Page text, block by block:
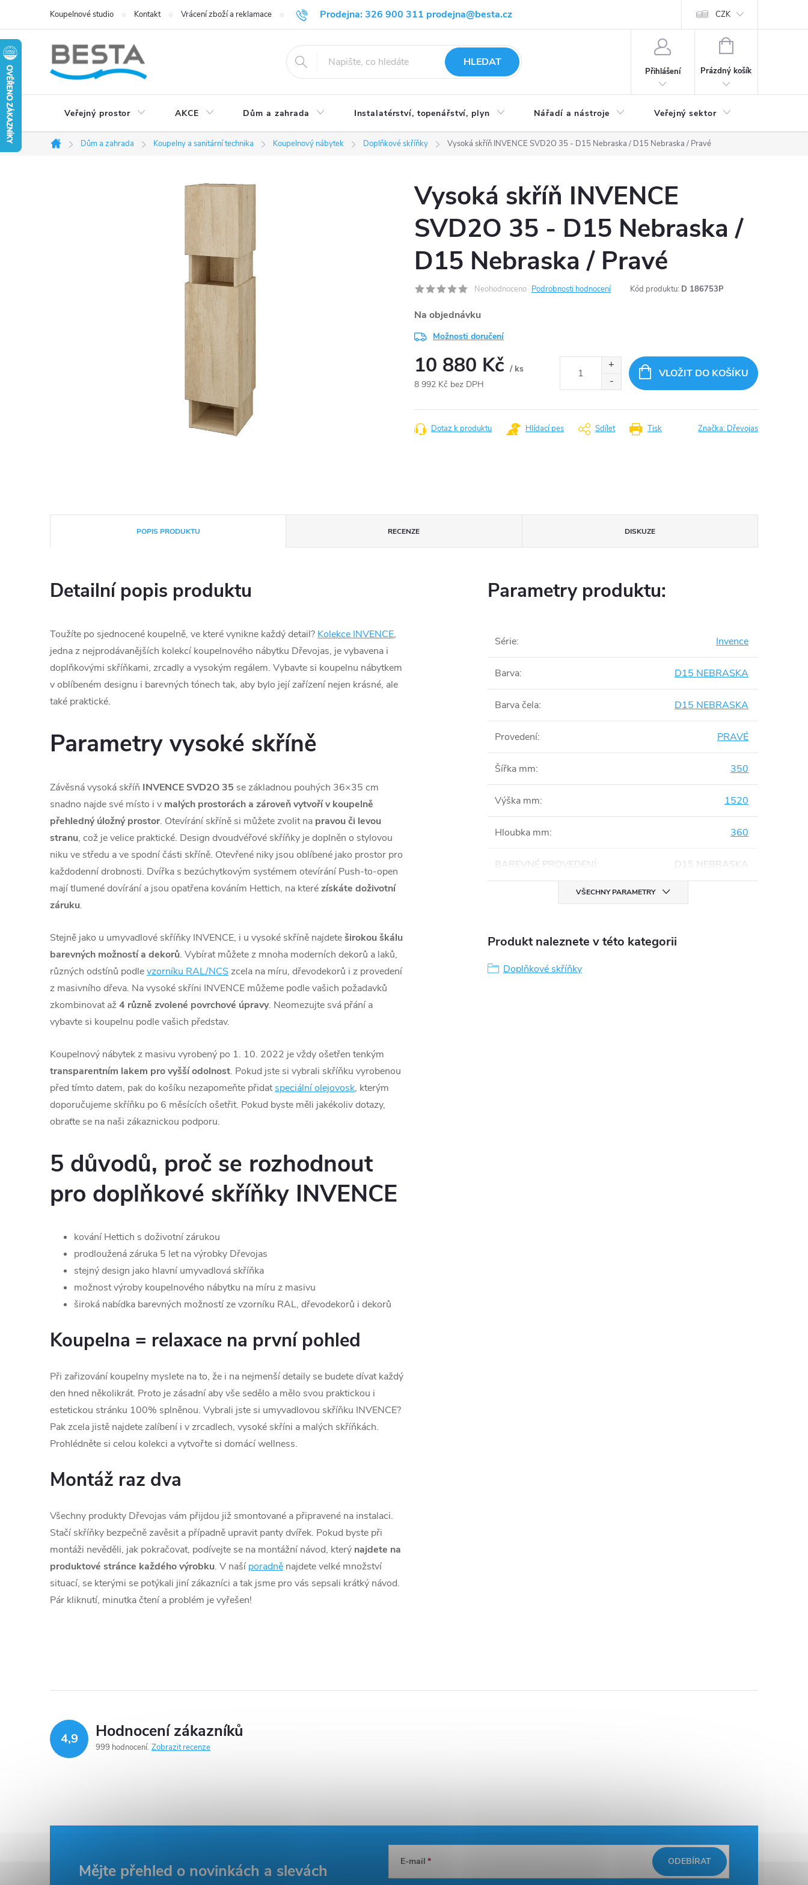
obsah
Prodejna: 326 900 311 prodejna@besta.cz
Koupelnové studio Kontakt Vrácení zboží a reklamace Blog Obchodní podmínky Ochrana osobních údajů CZK
HLEDAT
Přihlášení
NÁKUPNÍ
Prázdný košík
Veřejný prostor AKCE Dům a zahrada Instalatérství, topenářství, plyn Nářadí a nástroje Veřejný sektor
Domů
Dům a zahrada Koupelny a sanitární technika Koupelnový nábytek Doplňkové skříňky Vysoká skříň INVENCE SVD2O 35 - D15 Nebraska / D15 Nebraska / Pravé
Vysoká skříň INVENCE
SVD2O 35 - D15 Nebraska /
D15 Nebraska / Pravé
Neohodnoceno Podrobnosti hodnocení Kód produktu: D 186753P
Na objednávku
Možnosti doručení
10 880 Kč / ks
8 992 Kč bez DPH
cena:
VLOŽIT DO KOŠÍKU
Tisk
Dotaz k produktu Hlídací pes Sdílet Značka: Dřevojas
POPIS PRODUKTU RECENZE DISKUZE
Detailní popis produktu
Toužíte po sjednocené koupelně, ve které vynikne každý detail? Kolekce INVENCE,
jedna z nejprodávanějších kolekcí koupelnového nábytku Dřevojas, je vybavena i
doplňkovými skříňkami, zrcadly a vysokým regálem. Vybavte si koupelnu nábytkem
v oblíbeném designu i barevných tónech tak, aby bylo její zařízení nejen krásné, ale
také praktické.
Parametry vysoké skříně
Závěsná vysoká skříň INVENCE SVD2O 35 se základnou pouhých 36×35 cm
snadno najde své místo i v malých prostorách a zároveň vytvoří v koupelně
přehledný úložný prostor. Otevírání skříně si můžete zvolit na pravou či levou
stranu, což je velice praktické. Design dvoudvéřové skříňky je doplněn o stylovou
niku ve středu a ve spodní části skříně. Otevřené niky jsou oblíbené jako prostor pro
každodenní drobnosti. Dvířka s bezúchytkovým systémem otevírání Push-to-open
mají tlumené dovírání a jsou opatřena kováním Hettich, na kterézískáte doživotní
záruku.
Stejně jako u umyvadlové skříňky INVENCE, i u vysoké skříně najdeteširokou škálu
barevných možností a dekorů. Vybírat můžete z mnoha moderních dekorů a laků,
různých odstínů podlevzorníku RAL/NCS zcela na míru, dřevodekorů i z provedení
z masivního dřeva. Na vysoké skříni INVENCE můžeme podle vašich požadavků
zkombinovat až4 různě zvolené povrchové úpravy. Neomezujte svá přání a
vybavte si koupelnu podle vašich představ.
Koupelnový nábytek z masivu vyrobený po 1. 10. 2022 je vždy ošetřen tenkým
transparentním lakem pro vyšší odolnost. Pokud jste si vybrali skříňku vyrobenou
před tímto datem, pak do košíku nezapomeňte přidatspeciální olejovosk, kterým
doporučujeme skříňku po 6 měsících ošetřit. Pokud byste měli jakékoliv dotazy,
obraťte se na naši zákaznickou podporu.
5 důvodů, proč se rozhodnout
pro doplňkové skříňky INVENCE
kování Hettich s doživotní zárukou
prodloužená záruka 5 let na výrobky Dřevojas
stejný design jako hlavní umyvadlová skříňka
možnost výroby koupelnového nábytku na míru z masivu
široká nabídka barevných možností ze vzorníku RAL, dřevodekorů i dekorů
Koupelna = relaxace na první pohled
Při zařizování koupelny myslete na to, že i na nejmenší detaily se budete dívat každý
den hned několikrát. Proto je zásadní aby vše sedělo a mělo svou praktickou i
estetickou stránku 100% splněnou. Vybrali jste si umyvadlovou skříňku INVENCE?
Pak zcela jistě najdete zalíbení i v zrcadlech, vysoké skříni a malých skříňkách.
Prohlédněte si celou kolekci a vytvořte si domácí wellness.
Montáž raz dva
Všechny produkty Dřevojas vám přijdou již smontované a připravené na instalaci.
Stačí skříňky bezpečně zavěsit a případně upravit panty dvířek. Pokud byste při
montáži nevěděli, jak pokračovat, podívejte se na montážní návod, který najdete na
produktové stránce každého výrobku. V naší poradně najdete velké množství
situací, se kterými se potýkali jiní zákazníci a tak jsme pro vás sepsali krátký návod.
Pár kliknutí, minutka čtení a problém je vyřešen!
Parametry produktu:
Série: Invence
Barva: D15 NEBRASKA
Barva čela: D15 NEBRASKA
Provedení: PRAVÉ
Šířka mm: 350
Výška mm: 1520
Hloubka mm: 360
BAREVNÉ PROVEDENÍ: D15 NEBRASKA
VŠECHNY PARAMETRY
Produkt naleznete v této kategorii
Doplňkové skříňky
4,9 Hodnocení zákazníků
999 hodnocení Zobrazit recenze
Mějte přehled o novinkách a slevách E-mail ODEBÍRAT